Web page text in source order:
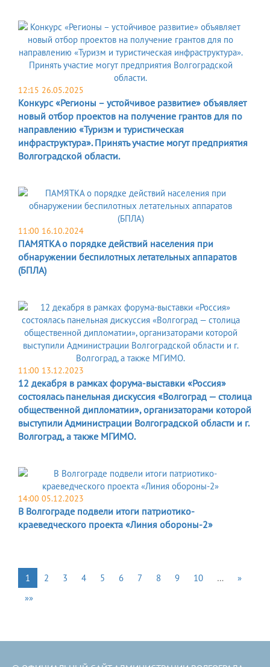
12:15 26.05.2025
Конкурс «Регионы – устойчивое развитие» объявляет
новый отбор проектов на получение грантов для по
направлению «Туризм и туристическая
инфраструктура». Принять участие могут предприятия
Волгоградской области.
11:00 16.10.2024
ПАМЯТКА о порядке действий населения при
обнаружении беспилотных летательных аппаратов
(БПЛА)
11:00 13.12.2023
12 декабря в рамках форума-выставки «Россия»
состоялась панельная дискуссия «Волгоград — столица
общественной дипломатии», организаторами которой
выступили Администрации Волгоградской области и г.
Волгоград, а также МГИМО.
14:00 05.12.2023
В Волгограде подвели итоги патриотико-
краеведческого проекта «Линия обороны-2»
1 2 3 4 5 6 7 8 9 10 …
»
»»